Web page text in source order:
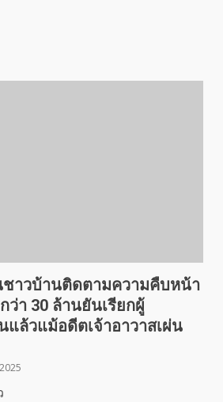
าวบ้านติดตามความคืบหน้า
ว่า 30 ล้านยันเรียกผู้
แล้วแม้อดีตเจ้าอาวาสเผ่น